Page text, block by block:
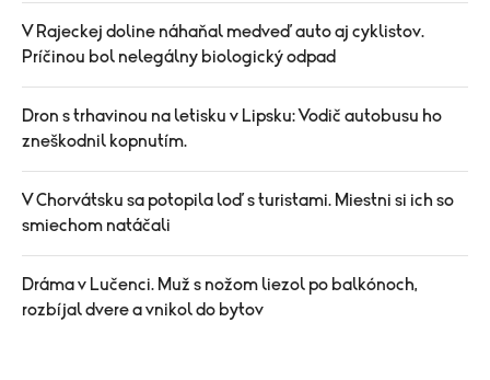
V Rajeckej doline náhaňal medveď auto aj cyklistov.
Príčinou bol nelegálny biologický odpad
Dron s trhavinou na letisku v Lipsku: Vodič autobusu ho
zneškodnil kopnutím.
V Chorvátsku sa potopila loď s turistami. Miestni si ich so
smiechom natáčali
Dráma v Lučenci. Muž s nožom liezol po balkónoch,
rozbíjal dvere a vnikol do bytov